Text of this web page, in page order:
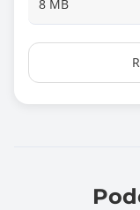
8 MB
Pamięć Cache L3
Liczba rdzeni